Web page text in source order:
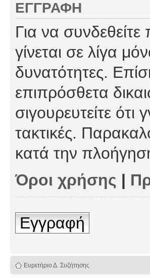
ΕΓΓΡΑΦΉ
Για να
γίνεται σε λίγα
δυνατότητες.
επιπρόσθετα
σιγουρευτείτε ότι
τακτικές.
κατά την
Όροι χρήσης |
Εγγραφή
Ευρετήριο Δ. Συζήτησης